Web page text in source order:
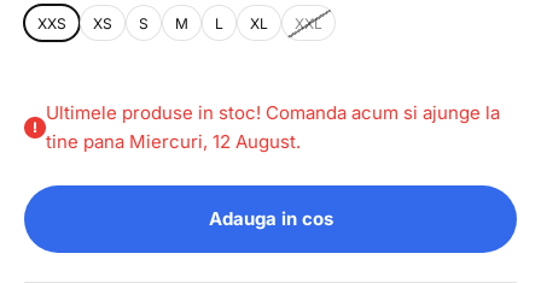
XXS XS S M L XL XXL
Ultimele produse in stoc! Comanda acum si ajunge la
tine pana Miercuri, 12 August.
Adauga in cos